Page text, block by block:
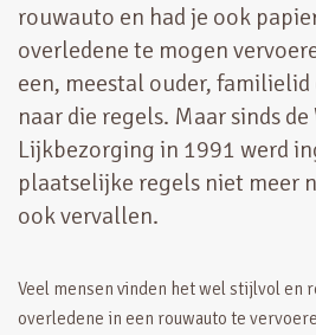
rouwauto en had je ook
overledene te mogen
een, meestal ouder,
naar die regels. Maar sinds de
Lijkbezorging in 1991 werd
plaatselijke regels niet meer
ook vervallen.
Veel mensen vinden het wel stijlvol en
overledene in een rouwauto te